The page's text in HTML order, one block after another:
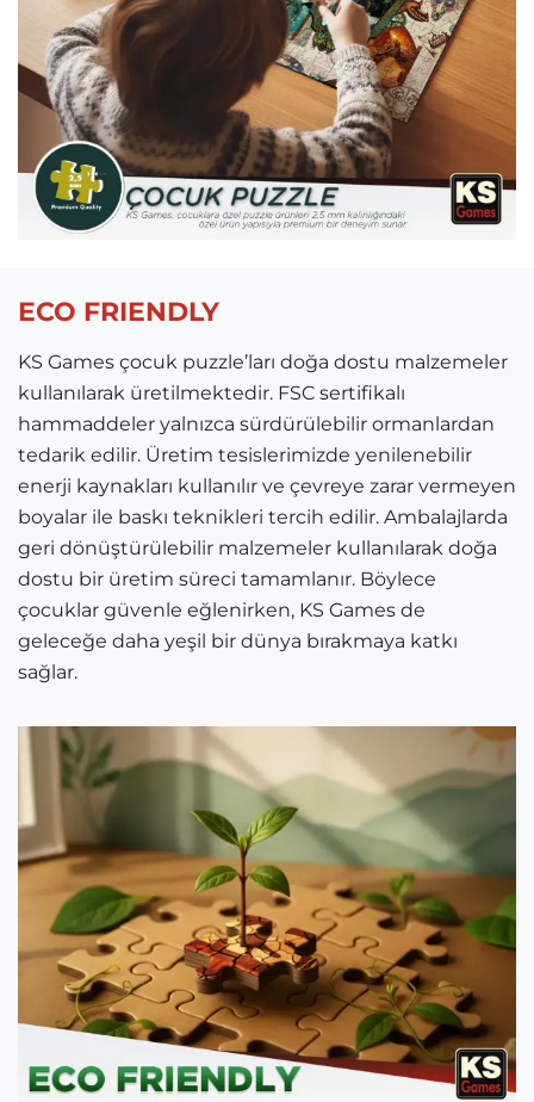
ECO FRIENDLY
KS Games çocuk puzzle’ları doğa dostu malzemeler
kullanılarak üretilmektedir. FSC sertifikalı
hammaddeler yalnızca sürdürülebilir ormanlardan
tedarik edilir. Üretim tesislerimizde yenilenebilir
enerji kaynakları kullanılır ve çevreye zarar vermeyen
boyalar ile baskı teknikleri tercih edilir. Ambalajlarda
geri dönüştürülebilir malzemeler kullanılarak doğa
dostu bir üretim süreci tamamlanır. Böylece
çocuklar güvenle eğlenirken, KS Games de
geleceğe daha yeşil bir dünya bırakmaya katkı
sağlar.